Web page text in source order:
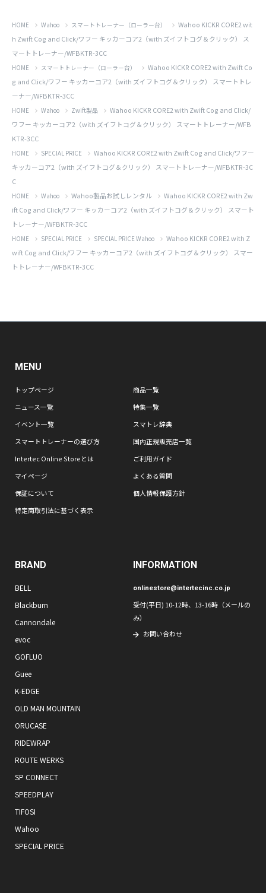
HOME Wahoo スマートトレーナー（ローラー台）
Wahoo KICKR CORE2 wit
h Zwift Cog and Click/ワフー キッカーコア2（with ズイフトコグ＆クリック） ス
マートトレーナー/WFBKTR-3CC
HOME スマートトレーナー（ローラー台）
Wahoo KICKR CORE2 with Zwift Co
g and Click/ワフー キッカーコア2（with ズイフトコグ＆クリック） スマートトレ
ーナー/WFBKTR-3CC
HOME Wahoo Zwift製品
Wahoo KICKR CORE2 with Zwift Cog and Click/
ワフー キッカーコア2（with ズイフトコグ＆クリック） スマートトレーナー/WFB
KTR-3CC
HOME SPECIAL PRICE
Wahoo KICKR CORE2 with Zwift Cog and Click/ワフー
キッカーコア2（with ズイフトコグ＆クリック） スマートトレーナー/WFBKTR-3C
C
HOME Wahoo Wahoo製品お試しレンタル
Wahoo KICKR CORE2 with Zw
ift Cog and Click/ワフー キッカーコア2（with ズイフトコグ＆クリック） スマート
トレーナー/WFBKTR-3CC
HOME SPECIAL PRICE SPECIAL PRICE Wahoo
Wahoo KICKR CORE2 with Z
wift Cog and Click/ワフー キッカーコア2（with ズイフトコグ＆クリック） スマー
トトレーナー/WFBKTR-3CC
MENU
トップページ
商品一覧
ニュース一覧
特集一覧
イベント一覧
スマトレ辞典
スマートトレーナーの選び方
国内正規販売店一覧
Intertec Online Storeとは
ご利用ガイド
マイページ
よくある質問
保証について
個人情報保護方針
特定商取引法に基づく表示
BRAND
BELL
Blackburn
Cannondale
evoc
GOFLUO
Guee
K-EDGE
OLD MAN MOUNTAIN
ORUCASE
RIDEWRAP
ROUTE WERKS
SP CONNECT
SPEEDPLAY
TIFOSI
Wahoo
SPECIAL PRICE
INFORMATION
onlinestore@intertecinc.co.jp
受付(平日) 10-12時、13-16時（メールの
み）
お問い合わせ